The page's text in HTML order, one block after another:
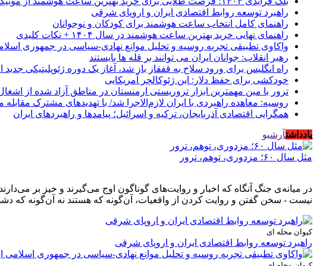
راهبرد توسعه روابط اقتصادی ایران و اروپای شرقی
راهنمای کامل انتخاب ساعت هوشمند برای کودکان و نوجوانان
راهنمای نهایی خرید بهترین ساعت هوشمند در سال ۱۴۰۴ + نکات کلیدی
واکاوی تطبیقی تجربه روسیه و تحلیل موانع نهادی-سیاسی در جمهوری
رهبر انقلاب: جوانان ایران می توانند بر قله ها بایستند
راه انگلیس برای ورود سلاح به قفقاز باز شد، آغاز یک دوره ژئوپلیتیکی جدید
خودکشی برای حفظ دلار: این ژئوکالچر آمریکایی
ترور با مین مهمترین ابزار تروریستی ارمنستان در مناطق آزاد شده از
روسیه: معاهده راهبردی با ایران لازم‌الاجرا شد/ با تهدیدهای مشترک مقابله
همگرایی اقتصادی آذربایجان، ترکیه و اسرائیل؛ پیامدها و راهبردهای ایران
یادداشتآرشیو
مثل سال ۶۰؛ مزدوری، توهم، ترور
در میانه‌ی جنگ آنگاه که اخبار و روایت‌های گوناگون اوج می‌گیرند و خیز
نیست - سخن گفتن و روایت کردن از واقعیات، آن‌گونه که هستند نه آن‌گونه که
کیوان محله ای
راهبرد توسعه روابط اقتصادی ایران و اروپای شرقی